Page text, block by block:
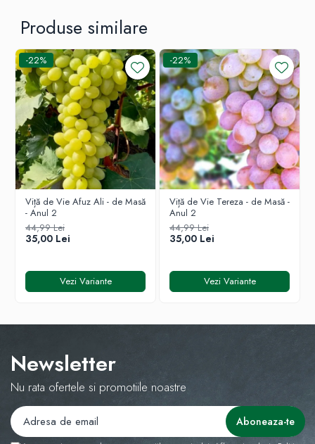
Ghid de Plantare și
Îngrijire (La Ghiveci)
1. Hidratarea:Udați bine pământul din ghiveci înainte de
plantare.
2. Pregătirea:Scoateți cu grijă planta din ghiveci. NU
scuturați pământul de pe rădăcini (balotul rămâne
intact).
3. Plantarea:Groapă 40x40x50 cm. Planta se așază în
groapă păstrând nivelul solului de la ghiveci.
4. Îngrijire: Tasați pământul și udați din abundență.
Produse similare
-22%
Viță de Vie Afuz Ali - de Masă
- Anul 2
44,99 Lei
35,00 Lei
Vezi Variante
-22%
Viță de Vie Tereza - de Masă -
Anul 2
44,99 Lei
35,00 Lei
Vezi Variante
Newsletter
Nu rata ofertele si promotiile noastre